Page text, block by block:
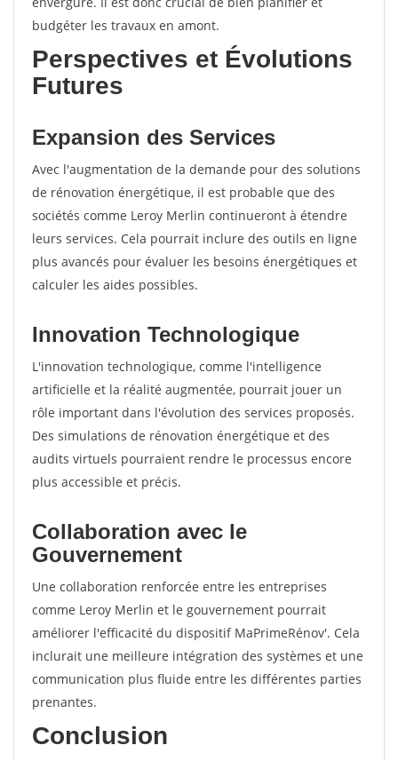
budgéter les travaux en amont.
Perspectives et Évolutions
Futures
Expansion des Services
Avec l'augmentation de la demande pour des solutions
de rénovation énergétique, il est probable que des
sociétés comme Leroy Merlin continueront à étendre
leurs services. Cela pourrait inclure des outils en ligne
plus avancés pour évaluer les besoins énergétiques et
calculer les aides possibles.
Innovation Technologique
L'innovation technologique, comme l'intelligence
artificielle et la réalité augmentée, pourrait jouer un
rôle important dans l'évolution des services proposés.
Des simulations de rénovation énergétique et des
audits virtuels pourraient rendre le processus encore
plus accessible et précis.
Collaboration avec le
Gouvernement
Une collaboration renforcée entre les entreprises
comme Leroy Merlin et le gouvernement pourrait
améliorer l'efficacité du dispositif MaPrimeRénov'. Cela
inclurait une meilleure intégration des systèmes et une
communication plus fluide entre les différentes parties
prenantes.
Conclusion